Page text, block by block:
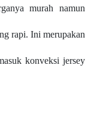
murah namun
rapi. Ini merupakan
konveksi jersey